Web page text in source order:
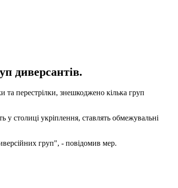
диверсантів.
перестрілки, знешкоджено кілька груп
у столиці укріплення, ставлять обмежувальні
груп", - повідомив мер.